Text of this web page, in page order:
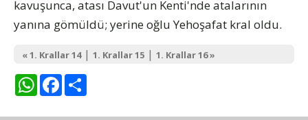
kavuşunca, atası Davut'un Kenti'nde atalarının
yanına gömüldü; yerine oğlu Yehoşafat kral oldu.
« 1. Krallar 14| 1. Krallar 15 | 1. Krallar 16 »
WhatsAppFacebook